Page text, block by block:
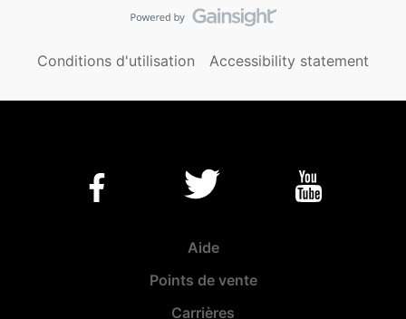
Conditions d'utilisation Accessibility statement
Aide
Points de vente
Carrières